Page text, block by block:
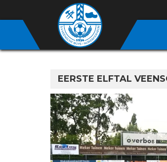
EERSTE ELFTAL